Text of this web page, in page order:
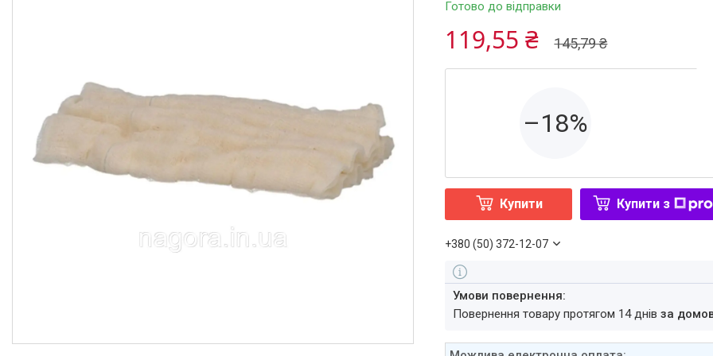
Готово до відправки
145,79 ₴
119,55 ₴
–18%
Купити Купити з
+380 (50) 372-12-07
повернення товару протягом 14 днівза